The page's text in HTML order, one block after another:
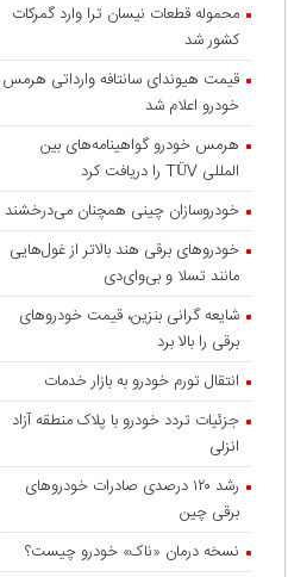
محموله قطعات نیسان ترا وارد گمرکات
کشور شد
قیمت هیوندای سانتافه وارداتی هرمس
خودرو اعلام شد
هرمس خودرو گواهینامه‌های بین
المللی TÜV را دریافت کرد
خودروسازان چینی همچنان می‌درخشند
خودروهای برقی هند بالاتر از غول‌هایی
مانند تسلا و بی‌وای‌دی
شایعه گرانی بنزین، قیمت خودروهای
برقی را بالا برد
انتقال تورم خودرو به بازار خدمات
جزئیات تردد خودرو با پلاک منطقه آزاد
انزلی
رشد ۱۲۰ درصدی صادرات خودروهای
برقی چین
نسخه درمان «ناک» خودرو چیست؟